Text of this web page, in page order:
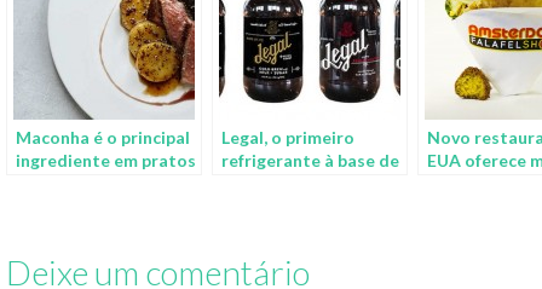
Maconha é o principal
ingrediente em pratos
Legal, o primeiro
refrigerante à base de
Novo
EUA oferece
Deixe um comentário